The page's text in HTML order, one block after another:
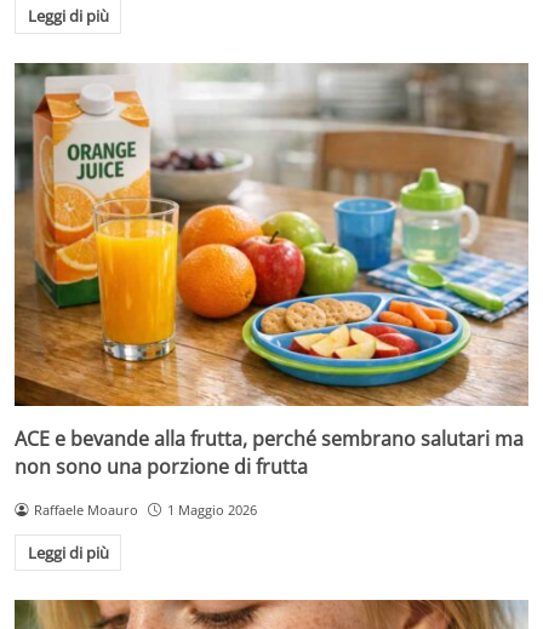
Leggi di più
ACE e bevande alla frutta, perché sembrano salutari ma
non sono una porzione di frutta
Raffaele Moauro 1 Maggio 2026
Leggi di più